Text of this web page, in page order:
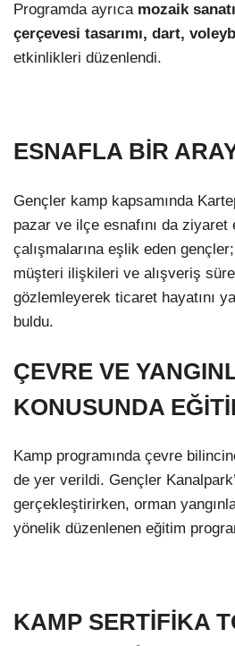
Programda ayrıca mozaik
çerçevesi tasarımı, dart,
etkinlikleri düzenlendi.
ESNAFLA BİR
Gençler kamp kapsamında
pazar ve ilçe esnafını da ziyaret
çalışmalarına eşlik eden
müşteri ilişkileri ve alışveriş
gözlemleyerek ticaret hayatını
buldu.
ÇEVRE VE
KONUSUNDA
Kamp programında çevre
de yer verildi. Gençler
gerçekleştirirken, orman
yönelik düzenlenen eğitim
KAMP SERTİFİKA